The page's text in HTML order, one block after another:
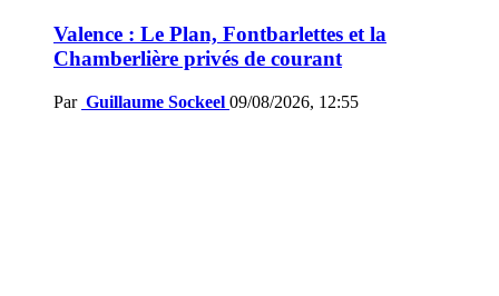
Valence : Le Plan, Fontbarlettes et la
Chamberlière privés de courant
Par Guillaume Sockeel 09/08/2026, 12:55